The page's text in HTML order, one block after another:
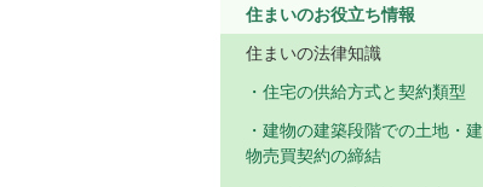
住まいのお役立ち情報
住まいの法律知識
住宅の供給方式と契約類型
建物の建築段階での土地・建
物売買契約の締結